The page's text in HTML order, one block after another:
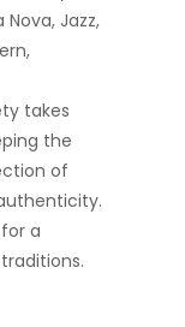
Jazz,
takes
the
of
a